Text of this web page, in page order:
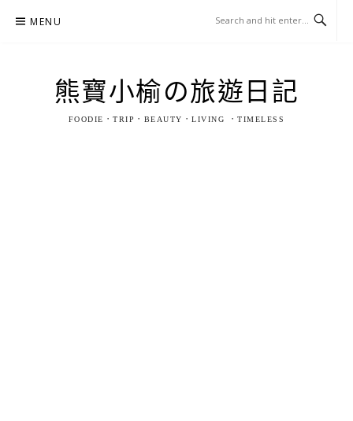
MENU
熊寶小榆の旅遊日記
FOODIE．TRIP．BEAUTY．LIVING ．TIMELESS